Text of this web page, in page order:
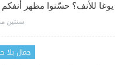
يوغا للأنف؟ حسّنوا مظهر
سنتين
جمال بلا